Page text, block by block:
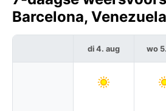
Barcelona,
di 4. aug wo